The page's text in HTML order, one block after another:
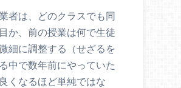
者は、どのクラスでも同
か、前の授業は何で生徒
細に調整する（せざるを
中で数年前にやっていた
くなるほど単純ではな